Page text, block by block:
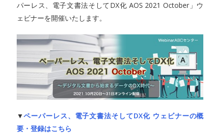
パーレス、電子文書法そしてDX化 AOS 2021 October」ウ
ェビナーを開催いたします。
▼ペーパーレス、電子文書法そしてDX化 ウェビナーの概
要・登録はこちら